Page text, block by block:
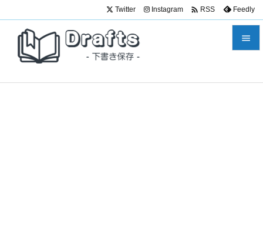

Twitter Instagram  RSS Feedly